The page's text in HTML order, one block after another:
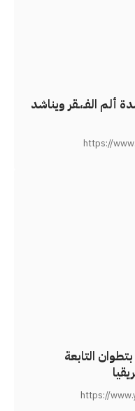
ألم الفـ،ـقر ويناشد
https://
التابعة
https://